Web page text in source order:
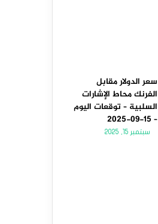
سعر الدولار مقابل
الفرنك محاط الإشارات
السلبية – توقعات اليوم
– 15-09-2025
سبتمبر 15, 2025